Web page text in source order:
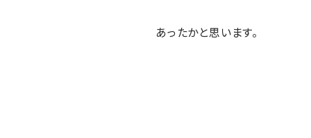
あったかと思います。